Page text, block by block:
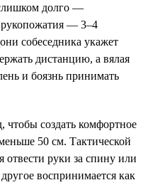
долго —
рукопожатия — 3–4
собеседника укажет
дистанцию, а вялая
и боязнь принимать
чтобы создать комфортное
50 см. Тактической
отвести руки за спину или
воспринимается как